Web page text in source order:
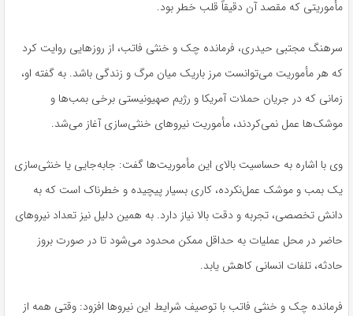
مأموریتی که مقصد آن دقیقاً قلب خطر بود.
سرهنگ مجتبی حیدری، فرمانده چک و خنثی فاتب، از روزهایی روایت کرد
که هر مأموریت می‌توانست مرز باریک میان مرگ و زندگی باشد. به گفته او،
زمانی که در جریان حملات آمریکا و رژیم صهیونیستی برخی بمب‌ها و
موشک‌ها عمل نمی‌کردند، مأموریت نیروهای خنثی‌سازی آغاز می‌شد.
وی با اشاره به حساسیت بالای این مأموریت‌ها گفت: جابه‌جایی یا خنثی‌سازی
یک بمب و موشک عمل‌نکرده، کاری بسیار پیچیده و خطرناک است که به
دانش تخصصی، تجربه و دقت بالا نیاز دارد. به همین دلیل نیز تعداد نیروهای
حاضر در محل عملیات به حداقل ممکن محدود می‌شود تا در صورت بروز
حادثه، تلفات انسانی کاهش یابد.
فرمانده چک و خنثی فاتب با توصیف شرایط این نیروها افزود: وقتی همه از